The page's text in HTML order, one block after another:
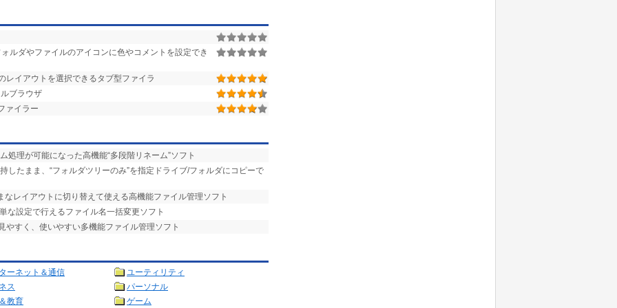
ルダやファイルのアイコンに色やコメントを設定でき
イアウトを選択できるタブ型ファイラ
ブラウザ
ァイラー
理が可能になった高機能“多段階リネーム”ソフト
したまま、“フォルダツリーのみ”を指定ドライブ/フォルダにコピーで
レイアウトに切り替えて使える高機能ファイル管理ソフト
な設定で行えるファイル名一括変更ソフト
やすく、使いやすい多機能ファイル管理ソフト
ーネット＆通信
ユーティリティ
ス
パーソナル
教育
ゲーム